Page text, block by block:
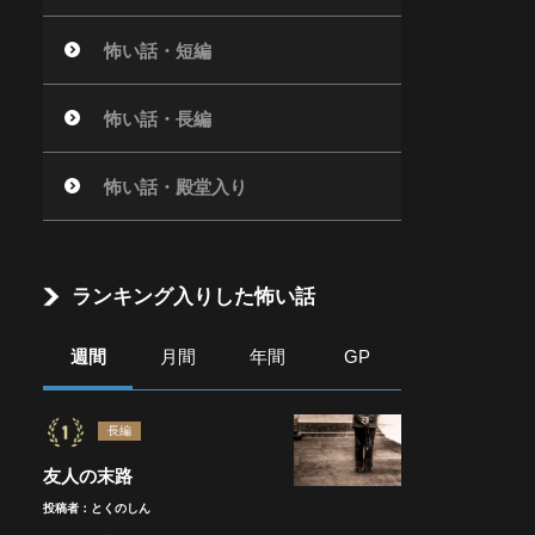
怖い話・短編
怖い話・長編
怖い話・殿堂入り
ランキング入りした怖い話
週間 月間 年間 GP
長編
友人の末路
投稿者：とくのしん